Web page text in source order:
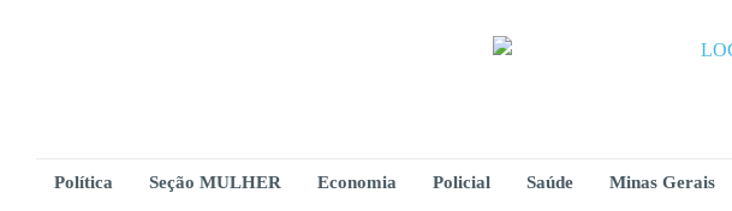
Política Seção MULHER Economia Policial Saúde Minas Gerais